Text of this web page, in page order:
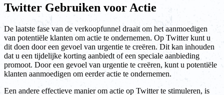
Twitter Gebruiken voor Actie
De laatste fase van de verkoopfunnel draait om het aanmoedigen
van potentiële klanten om actie te ondernemen. Op Twitter kunt u
dit doen door een gevoel van urgentie te creëren. Dit kan inhouden
dat u een tijdelijke korting aanbiedt of een speciale aanbieding
promoot. Door een gevoel van urgentie te creëren, kunt u potentiële
klanten aanmoedigen om eerder actie te ondernemen.
Een andere effectieve manier om actie op Twitter te stimuleren, is